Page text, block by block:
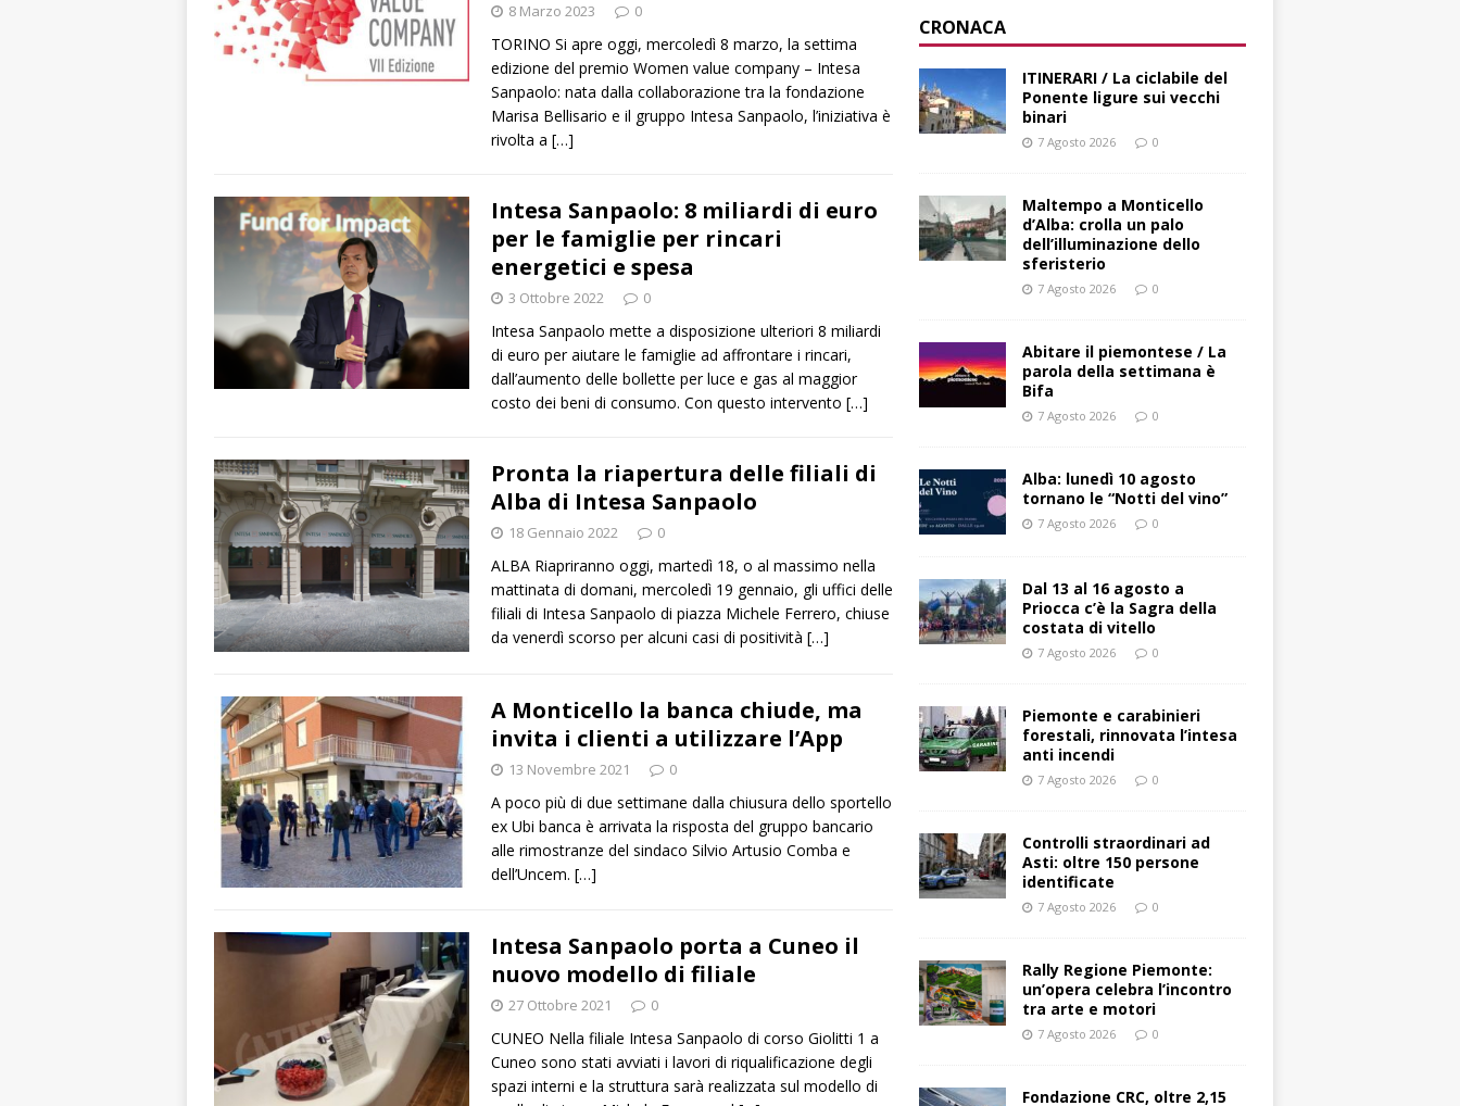
8 Marzo 2023 0
TORINO Si apre oggi, mercoledì 8 marzo, la settima
edizione del premio Women value company – Intesa
Sanpaolo: nata dalla collaborazione tra la fondazione
Marisa Bellisario e il gruppo Intesa Sanpaolo, l’iniziativa è
rivolta a […]
Intesa Sanpaolo: 8 miliardi di euro
per le famiglie per rincari
energetici e spesa
3 Ottobre 2022 0
Intesa Sanpaolo mette a disposizione ulteriori 8 miliardi
di euro per aiutare le famiglie ad affrontare i rincari,
dall’aumento delle bollette per luce e gas al maggior
costo dei beni di consumo. Con questo intervento […]
Pronta la riapertura delle filiali di
Alba di Intesa Sanpaolo
18 Gennaio 2022 0
ALBA Riapriranno oggi, martedì 18, o al massimo nella
mattinata di domani, mercoledì 19 gennaio, gli uffici delle
filiali di Intesa Sanpaolo di piazza Michele Ferrero, chiuse
da venerdì scorso per alcuni casi di positività […]
A Monticello la banca chiude, ma
invita i clienti a utilizzare l’App
13 Novembre 2021 0
A poco più di due settimane dalla chiusura dello sportello
ex Ubi banca è arrivata la risposta del gruppo bancario
alle rimostranze del sindaco Silvio Artusio Comba e
dell’Uncem. […]
Intesa Sanpaolo porta a Cuneo il
nuovo modello di filiale
27 Ottobre 2021 0
CUNEO Nella filiale Intesa Sanpaolo di corso Giolitti 1 a
Cuneo sono stati avviati i lavori di riqualificazione degli
spazi interni e la struttura sarà realizzata sul modello di
CRONACA
ITINERARI / La ciclabile del
Ponente ligure sui vecchi
binari
7 Agosto 2026 0
Maltempo a Monticello
d’Alba: crolla un palo
dell’illuminazione dello
sferisterio
7 Agosto 2026 0
Abitare il piemontese / La
parola della settimana è
Bifa
7 Agosto 2026 0
Alba: lunedì 10 agosto
tornano le “Notti del vino”
7 Agosto 2026 0
Dal 13 al 16 agosto a
Priocca c’è la Sagra della
costata di vitello
7 Agosto 2026 0
Piemonte e carabinieri
forestali, rinnovata l’intesa
anti incendi
7 Agosto 2026 0
Controlli straordinari ad
Asti: oltre 150 persone
identificate
7 Agosto 2026 0
Rally Regione Piemonte:
un’opera celebra l’incontro
tra arte e motori
7 Agosto 2026 0
Fondazione CRC, oltre 2,15